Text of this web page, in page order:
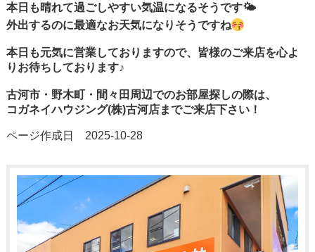
本日も晴れて過ごしやすい気温になるそうです🌤
外出するのに最適なお天気になりそうですね
本日も元気に営業しておりますので、皆様のご来店を心よ
りお待ちしております♪
古河市・野木町・間々田周辺でのお部屋探しの際は、
コガネイハウジング(株)古河店までご来店下さい！
ページ作成日 2025-10-28